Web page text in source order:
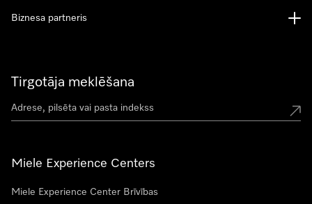
Tirgotāja meklēšana
Miele Experience Centers
Miele Experience Center Brīvības
Biznesa partneris